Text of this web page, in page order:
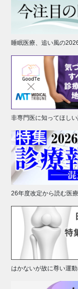
睡眠医療、追い風の
非専門医に知ってほし
26年度改定から読む医
はかないが故に尊い運